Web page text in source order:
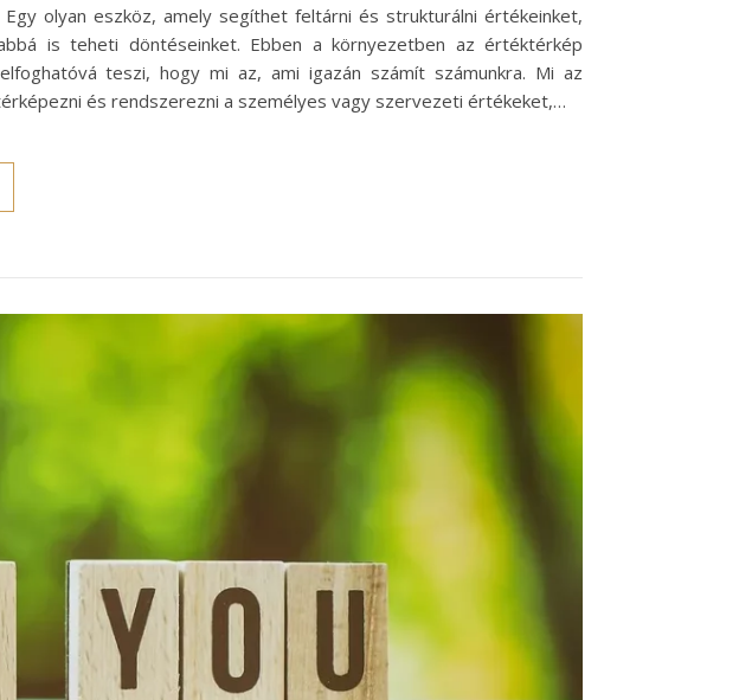
olyan eszköz, amely segíthet feltárni és strukturálni értékeinket,
is teheti döntéseinket. Ebben a környezetben az értéktérkép
teszi, hogy mi az, ami igazán számít számunkra. Mi az
és rendszerezni a személyes vagy szervezeti értékeket,…